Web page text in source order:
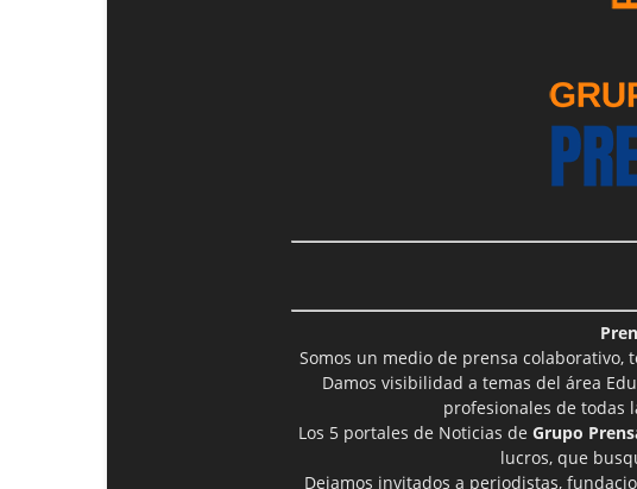
Somos un medio de prensa colaborativo,
Damos visibilidad a temas del área
profesionales de todas
Los 5 portales de Noticias de Grupo
lucros, que
Dejamos invitados a periodistas,